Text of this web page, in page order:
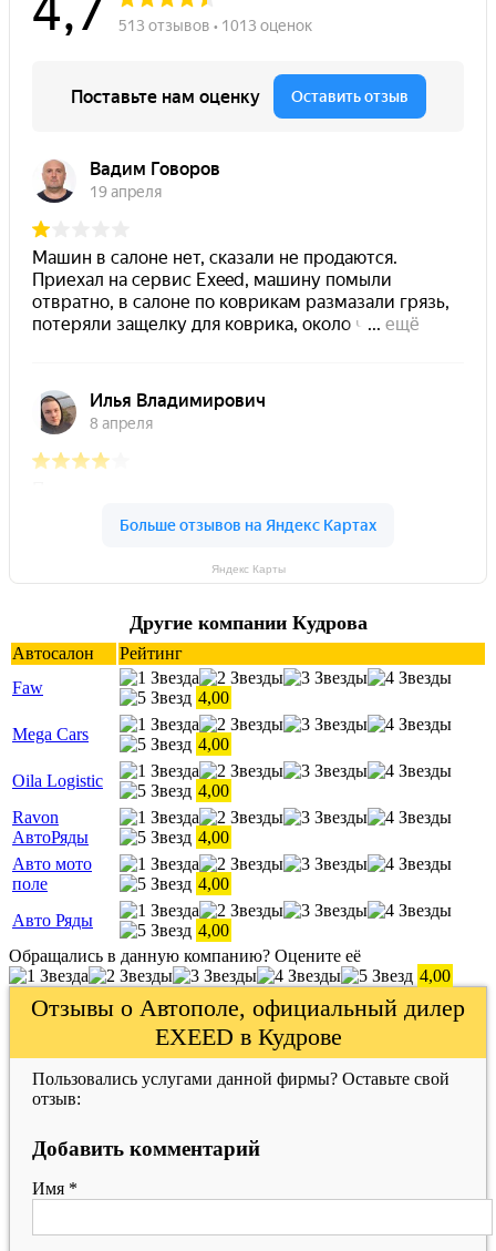
Яндекс Карты
Другие компании Кудрова
Автосалон
Рейтинг
Faw
4,00
Mega Cars
4,00
Oila Logistic
4,00
Ravon
АвтоРяды
4,00
Авто мото
поле
4,00
Авто Ряды
4,00
Обращались в данную компанию? Оцените её
4,00
Отзывы о Автополе, официальный дилер
EXEED в Кудрове
Пользовались услугами данной фирмы? Оставьте свой
отзыв:
Добавить комментарий
Имя *